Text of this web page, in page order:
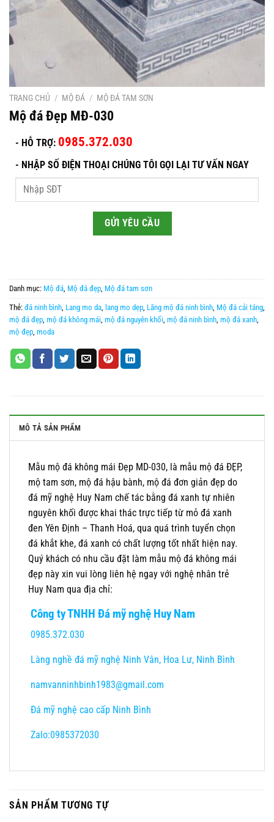
TRANG CHỦ / MỘ ĐÁ / MỘ ĐÁ TAM SƠN
Mộ đá Đẹp MĐ-030
- HỖ TRỢ: 0985.372.030
- NHẬP SỐ ĐIỆN THOẠI CHÚNG TÔI GỌI LẠI TƯ VẤN NGAY
Danh mục: Mộ đá Mộ đá đẹp Mộ đá tam sơn
Thẻ: đá ninh bình Lang mo da lang mo dẹp Lăng mộ đá ninh bình Mộ đá cải táng
mộ đá đẹp mộ đá không mái mộ đá nguyên khối mộ đá ninh bình mộ đá xanh
mộ đẹp moda
MÔ TẢ SẢN PHẨM
Mẫu mộ đá không mái Đẹp MD-030, là mẫu mộ đá ĐẸP,
mộ tam sơn, mộ đá hậu bành, mộ đá đơn giản đẹp do
đá mỹ nghệ Huy Nam chế tác bằng đá xanh tự nhiên
nguyên khối được khai thác trực tiếp từ mỏ đá xanh
đen Yên Định – Thanh Hoá, qua quá trình tuyển chọn
đá khắt khe, đá xanh có chất lượng tốt nhất hiện nay.
Quý khách có nhu cầu đặt làm mẫu mộ đá không mái
đẹp này xin vui lòng liên hệ ngay với nghệ nhân trẻ
Huy Nam qua địa chỉ:
Công ty TNHH Đá mỹ nghệ Huy Nam
0985.372.030
Làng nghề đá mỹ nghệ Ninh Vân, Hoa Lư, Ninh Bình
namvanninhbinh1983@gmail.com
Đá mỹ nghệ cao cấp Ninh Bình
Zalo:0985372030
SẢN PHẨM TƯƠNG TỰ